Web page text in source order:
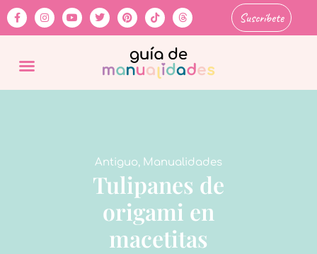
Suscríbete
Antiguo, Manualidades
Tulipanes de
origami en
macetitas